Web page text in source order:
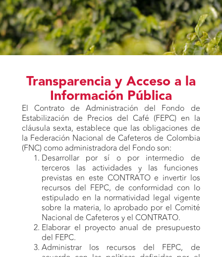
Transparencia y Acceso a la
Información Pública
El Contrato de Administración del Fondo de
Estabilización de Precios del Café (FEPC) en la
cláusula sexta, establece que las obligaciones de
la Federación Nacional de Cafeteros de Colombia
(FNC) como administradora del Fondo son:
Desarrollar por sí o por intermedio de
terceros las actividades y las funciones
previstas en este CONTRATO e invertir los
recursos del FEPC, de conformidad con lo
estipulado en la normatividad legal vigente
sobre la materia, lo aprobado por el Comité
Nacional de Cafeteros y el CONTRATO.
Elaborar el proyecto anual de presupuesto
del FEPC.
Administrar los recursos del FEPC, de